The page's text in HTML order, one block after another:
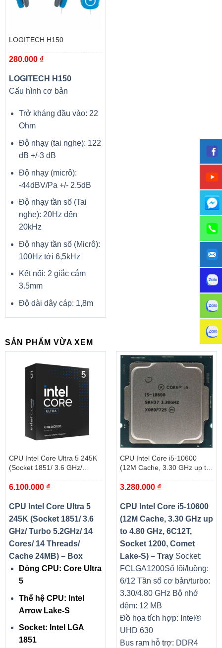
sáng hoặc đồng bộ hóa với các thiết bị AORUS khác.
TẤM LẠI BẢO VỆ
Tấm lưng không chỉ mang lại hình dáng thẩm mỹ mà còn
nâng cao cấu trúc của card đồ họa để bảo vệ toàn diện.
KHẢ NĂNG VƯỢT TRỘI
Card đồ họa sử dụng thiết kế pha nguồn tốt hơn để cho
phép MOSFET hoạt động ở nhiệt độ thấp hơn, thiết kế bảo
vệ quá nhiệt và cân bằng tải cho mỗi MOSFET, cộng với
cuộn cảm và tụ điện được chứng nhận Ultra Durable, để
mang lại hiệu suất tuyệt vời và tuổi thọ hệ thống lâu hơn.
THIẾT KẾ PCB THÂN THIỆN
Quy trình sản xuất hoàn toàn tự động đảm bảo chất lượng
hàng đầu của các bảng mạch và loại bỏ các phần nhô ra
sắc nét của các đầu nối hàn được nhìn thấy trên bề mặt
PCB thông thường. Thiết kế thân thiện này giúp tay bạn
không bị cắt hoặc vô tình làm hỏng các bộ phận khi chế
LOGITECH H150
280.000 ₫
LOGITECH H150
Cấu hình cơ bản
Trở kháng đầu vào: 22
Ohm
Độ nhạy (tai nghe): 122
dB +/-3 dB
Độ nhạy (micrô):
-44dBV/Pa +/- 2.5dB
Độ nhạy tần số (Tai
nghe): 20Hz đến
20kHz
Độ nhạy tần số (Micrô):
100Hz tới 6,5kHz
Kết nối: 2 giắc cắm
3.5mm
Độ dài dây cáp: 1,8m
SẢN PHẨM VỪA XEM
CPU Intel Core Ultra 5 245K
(Socket 1851/ 3.6 GHz/
Threads/ Cache 24MB) – Box
6.100.000 ₫
CPU Intel Core Ultra 5
245K (Socket 1851/ 3.6
GHz/ Turbo 5.2GHz/ 14
Cores/ 14 Threads/
Cache 24MB) – Box
Dòng CPU: Core Ultra
5
Thế hệ CPU: Intel
Arrow Lake-S
Socket: Intel LGA
1851
CPU Intel Core i5-10600
(12M Cache, 3.30 GHz up to
1200, Comet Lake-S) – Tray
3.280.000 ₫
CPU Intel Core i5-10600
(12M Cache, 3.30 GHz up
to 4.80 GHz, 6C12T,
Socket 1200, Comet
Lake-S) – Tray Socket:
FCLGA1200Số lõi/luồng:
6/12 Tần số cơ bản/turbo:
3.30/4.80 GHz Bộ nhớ
đệm: 12 MB
Đồ họa tích hợp: Intel®
UHD 630
Bus ram hỗ trợ: DDR4